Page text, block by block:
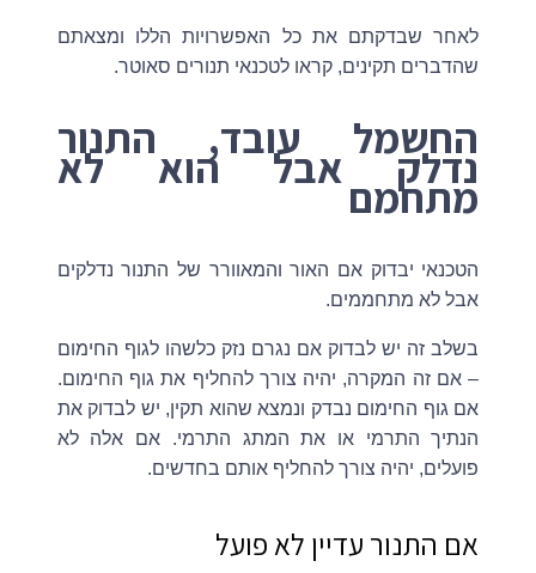
לאחר שבדקתם את כל האפשרויות הללו ומצאתם
שהדברים תקינים, קראו לטכנאי תנורים סאוטר.
החשמל עובד, התנור
נדלק אבל הוא לא
מתחמם
הטכנאי יבדוק אם האור והמאוורר של התנור נדלקים
אבל לא מתחממים.
בשלב זה יש לבדוק אם נגרם נזק כלשהו לגוף החימום
– אם זה המקרה, יהיה צורך להחליף את גוף החימום.
אם גוף החימום נבדק ונמצא שהוא תקין, יש לבדוק את
הנתיך התרמי או את המתג התרמי. אם אלה לא
פועלים, יהיה צורך להחליף אותם בחדשים.
אם התנור עדיין לא פועל